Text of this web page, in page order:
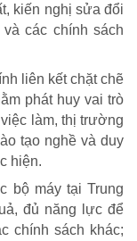
kiến nghị sửa đổi
các chính sách
liên kết chặt chẽ
phát huy vai trò
làm, thị trường
tạo nghề và duy
hiện.
bộ máy tại Trung
đủ năng lực để
chính sách khác;